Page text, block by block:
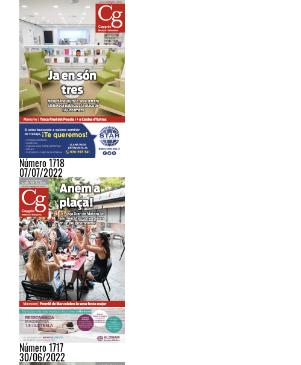
Número 1718
07/07/2022
Número 1717
30/06/2022